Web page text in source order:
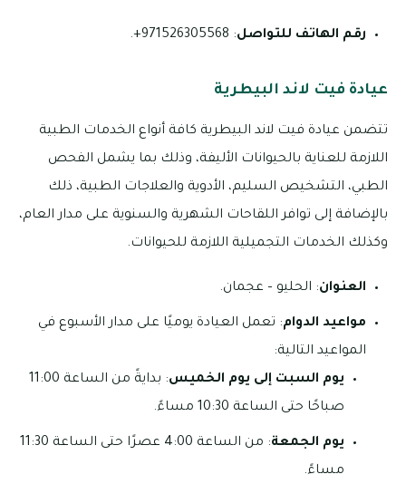
رقم الهاتف للتواصل: 971526305568+.
عيادة فيت لاند البيطرية
تتضمن عيادة فيت لاند البيطرية كافة أنواع الخدمات الطبية
اللازمة للعناية بالحيوانات الأليفة، وذلك بما يشمل الفحص
الطبي، التشخيص السليم، الأدوية والعلاجات الطبية، ذلك
بالإضافة إلى توافر اللقاحات الشهرية والسنوية على مدار العام،
وكذلك الخدمات التجميلية اللازمة للحيوانات.
العنوان: الحليو – عجمان.
مواعيد الدوام: تعمل العيادة يوميًا على مدار الأسبوع في
المواعيد التالية:
يوم السبت إلى يوم الخميس
: بدايةً من الساعة 11:00
صباحًا حتى الساعة 10:30 مساءً.
يوم الجمعة
: من الساعة 4:00 عصرًا حتى الساعة 11:30
مساءً.